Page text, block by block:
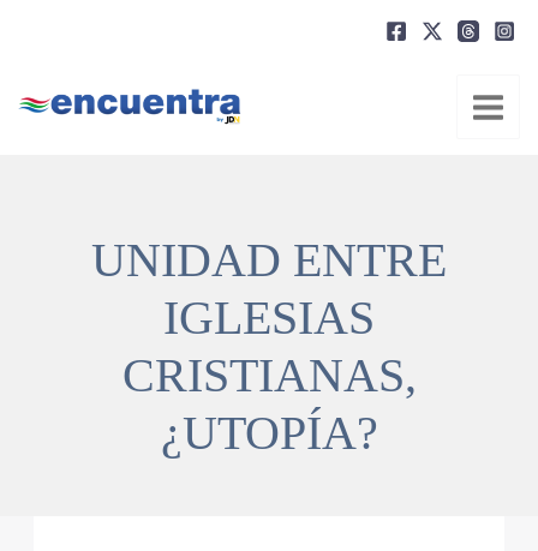
UNIDAD ENTRE
IGLESIAS
CRISTIANAS,
¿UTOPÍA?